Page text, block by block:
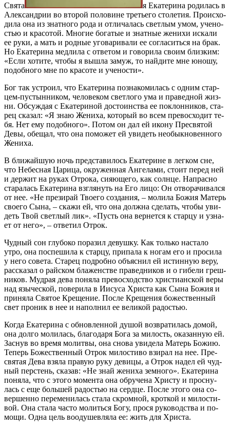
Свя­та
я Ека­те­ри­на ро­ди­лась в
Алек­сан­дрии во вто­рой по­ло­вине тре­тье­го сто­ле­тия. Про­ис­хо­
ди­ла она из знат­но­го ро­да и от­ли­ча­лась свет­лым умом, уче­но­
стью и кра­со­той. Мно­гие бо­га­тые и знат­ные же­ни­хи ис­ка­ли
ее ру­ки, а мать и род­ные уго­ва­ри­ва­ли ее со­гла­сить­ся на брак.
Но Ека­те­ри­на мед­ли­ла с от­ве­том и го­во­ри­ла сво­им близ­ким:
«Ес­ли хо­ти­те, чтобы я вы­шла за­муж, то най­ди­те мне юно­шу,
по­доб­но­го мне по кра­со­те и уче­но­сти».
Бог так устро­ил, что Ека­те­ри­на по­зна­ко­ми­лась с од­ним стар­
цем-пу­стын­ни­ком, че­ло­ве­ком свет­ло­го ума и пра­вед­ной жиз­
ни. Об­суж­дая с Ека­те­ри­ной до­сто­ин­ства ее по­клон­ни­ков, ста­
рец ска­зал: «Я знаю Же­ни­ха, ко­то­рый во всем пре­вос­хо­дит те­
бя. Нет ему по­доб­но­го». По­том он дал ей ико­ну Пре­свя­той
Де­вы, обе­щал, что она по­мо­жет ей уви­деть необык­но­вен­но­го
Же­ни­ха.
В бли­жай­шую ночь пред­ста­ви­лось Ека­те­рине в лег­ком сне,
что Небес­ная Ца­ри­ца, окру­жен­ная Ан­ге­ла­ми, сто­ит пе­ред ней
и дер­жит на ру­ках От­ро­ка, си­я­ю­ще­го, как солн­це. На­прас­но
ста­ра­лась Ека­те­ри­на взгля­нуть на Его ли­цо: Он от­во­ра­чи­вал­ся
от нее. «Не пре­зи­рай Тво­е­го со­зда­ния, – мо­ли­ла Бо­жия Ма­терь
сво­е­го Сы­на, – ска­жи ей, что она долж­на сде­лать, чтобы уви­
деть Твой свет­лый лик». «Пусть она вер­нет­ся к стар­цу и узна­
ет от него», – от­ве­тил От­рок.
Чуд­ный сон глу­бо­ко по­ра­зил де­вуш­ку. Как толь­ко на­ста­ло
утро, она по­спе­ши­ла к стар­цу, при­па­ла к но­гам его и про­си­ла
у него со­ве­та. Ста­рец по­дроб­но объ­яс­нил ей ис­тин­ную ве­ру,
рас­ска­зал о рай­ском бла­жен­стве пра­вед­ни­ков и о ги­бе­ли греш­
ни­ков. Муд­рая де­ва по­ня­ла пре­вос­ход­ство хри­сти­ан­ской ве­ры
над язы­че­ской, по­ве­ри­ла в Иису­са Хри­ста как Сы­на Бо­жия и
при­ня­ла Свя­тое Кре­ще­ние. По­сле Кре­ще­ния бо­же­ствен­ный
свет про­ник в нее и на­пол­нил ее ве­ли­кой ра­до­стью.
Ко­гда Ека­те­ри­на с об­нов­лен­ной ду­шой воз­вра­ти­лась до­мой,
она дол­го мо­ли­лась, бла­го­да­ря Бо­га за ми­лость, ока­зан­ную ей.
За­снув во вре­мя мо­лит­вы, она сно­ва уви­де­ла Ма­терь Бо­жию.
Те­перь Бо­же­ствен­ный От­рок ми­ло­сти­во взи­рал на нее. Пре­
свя­тая Де­ва взя­ла пра­вую ру­ку де­ви­цы, а От­рок на­дел ей чуд­
ный пер­стень, ска­зав: «Не знай же­ни­ха зем­но­го». Ека­те­ри­на
по­ня­ла, что с это­го мо­мен­та она об­ру­че­на Хри­сту и просну­
лась с еще боль­шей ра­до­стью на серд­це. По­сле это­го она со­
вер­шен­но пе­ре­ме­ни­лась ста­ла скром­ной, крот­кой и ми­ло­сти­
вой. Она ста­ла ча­сто мо­лить­ся Бо­гу, про­ся ру­ко­вод­ства и по­
мо­щи. Од­на цель во­оду­шев­ля­ла ее: жить для Хри­ста.